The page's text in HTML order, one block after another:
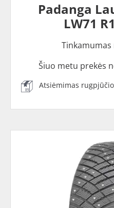
Padanga
LW71
Šiuo metu prekės
Atsiėmimas